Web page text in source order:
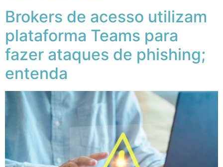
Brokers de acesso utilizam
plataforma Teams para
fazer ataques de phishing;
entenda